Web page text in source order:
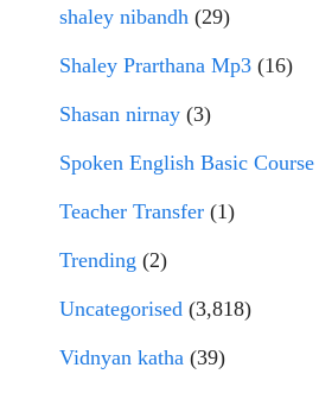
shaley nibandh (29)
Shaley Prarthana Mp3 (16)
Shasan nirnay (3)
Spoken English Basic Course
Teacher Transfer (1)
Trending (2)
Uncategorised (3,818)
Vidnyan katha (39)